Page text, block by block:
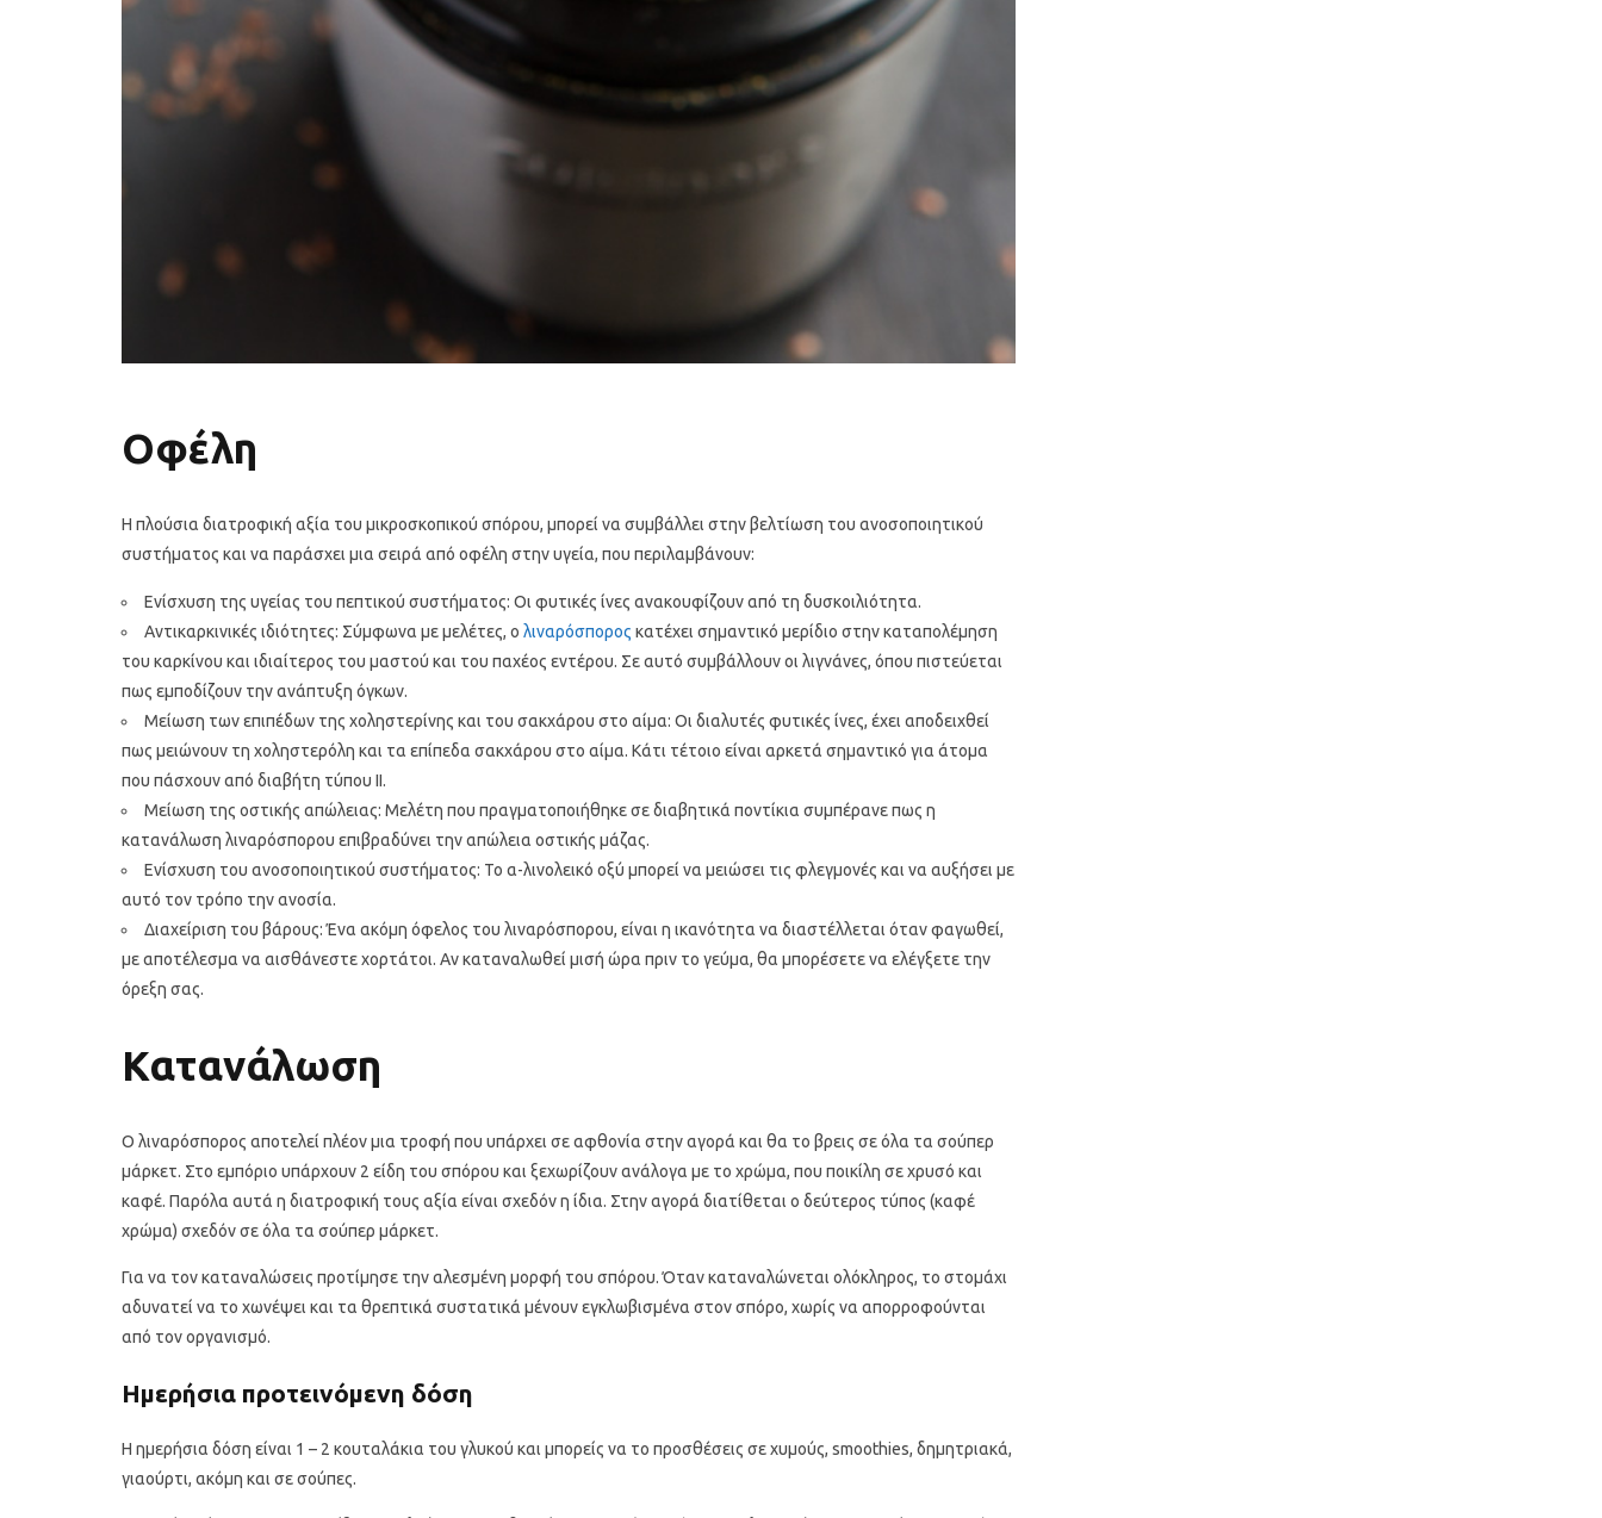
Οφέλη
Η πλούσια διατροφική αξία του μικροσκοπικού σπόρου, μπορεί να συμβάλλει στην βελτίωση του ανοσοποιητικού
συστήματος και να παράσχει μια σειρά από οφέλη στην υγεία, που περιλαμβάνουν:
Ενίσχυση της υγείας του πεπτικού συστήματος: Οι φυτικές ίνες ανακουφίζουν από τη δυσκοιλιότητα.
Αντικαρκινικές ιδιότητες: Σύμφωνα με μελέτες, ο λιναρόσπορος κατέχει σημαντικό μερίδιο στην καταπολέμηση
του καρκίνου και ιδιαίτερος του μαστού και του παχέος εντέρου. Σε αυτό συμβάλλουν οι λιγνάνες, όπου πιστεύεται
πως εμποδίζουν την ανάπτυξη όγκων.
Μείωση των επιπέδων της χοληστερίνης και του σακχάρου στο αίμα: Οι διαλυτές φυτικές ίνες, έχει αποδειχθεί
πως μειώνουν τη χοληστερόλη και τα επίπεδα σακχάρου στο αίμα. Κάτι τέτοιο είναι αρκετά σημαντικό για άτομα
που πάσχουν από διαβήτη τύπου ΙΙ.
Μείωση της οστικής απώλειας: Μελέτη που πραγματοποιήθηκε σε διαβητικά ποντίκια συμπέρανε πως η
κατανάλωση λιναρόσπορου επιβραδύνει την απώλεια οστικής μάζας.
Ενίσχυση του ανοσοποιητικού συστήματος: Το α-λινολεικό οξύ μπορεί να μειώσει τις φλεγμονές και να αυξήσει με
αυτό τον τρόπο την ανοσία.
Διαχείριση του βάρους: Ένα ακόμη όφελος του λιναρόσπορου, είναι η ικανότητα να διαστέλλεται όταν φαγωθεί,
με αποτέλεσμα να αισθάνεστε χορτάτοι. Αν καταναλωθεί μισή ώρα πριν το γεύμα, θα μπορέσετε να ελέγξετε την
όρεξη σας.
Κατανάλωση
Ο λιναρόσπορος αποτελεί πλέον μια τροφή που υπάρχει σε αφθονία στην αγορά και θα το βρεις σε όλα τα σούπερ
μάρκετ. Στο εμπόριο υπάρχουν 2 είδη του σπόρου και ξεχωρίζουν ανάλογα με το χρώμα, που ποικίλη σε χρυσό και
καφέ. Παρόλα αυτά η διατροφική τους αξία είναι σχεδόν η ίδια. Στην αγορά διατίθεται ο δεύτερος τύπος (καφέ
χρώμα) σχεδόν σε όλα τα σούπερ μάρκετ.
Για να τον καταναλώσεις προτίμησε την αλεσμένη μορφή του σπόρου. Όταν καταναλώνεται ολόκληρος, το στομάχι
αδυνατεί να το χωνέψει και τα θρεπτικά συστατικά μένουν εγκλωβισμένα στον σπόρο, χωρίς να απορροφούνται
από τον οργανισμό.
Ημερήσια προτεινόμενη δόση
Η ημερήσια δόση είναι 1 – 2 κουταλάκια του γλυκού και μπορείς να το προσθέσεις σε χυμούς, smoothies, δημητριακά,
γιαούρτι, ακόμη και σε σούπες.